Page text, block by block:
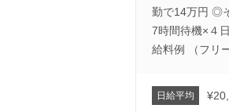
勤で14万円 ◎
7時間待機×４
給料例 （フリ
日給平均